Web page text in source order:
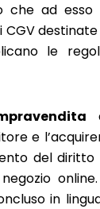
che ad esso
le
e
del diritto
in